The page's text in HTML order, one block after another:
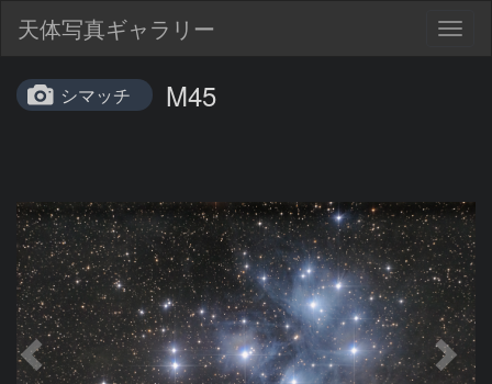
天体写真ギャラリー
シマッチ M45